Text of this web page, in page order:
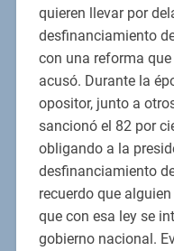
quieren llevar por
desfinanciamiento
con una reforma
acusó. Durante la
opositor, junto a
sancionó el 82 por
obligando a la
desfinanciamiento
recuerdo que
que con esa ley se
gobierno nacional.